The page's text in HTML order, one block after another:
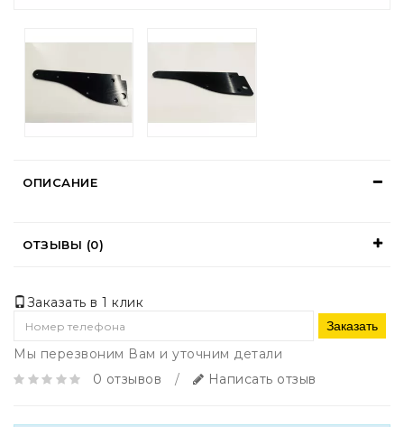
ОПИСАНИЕ
ОТЗЫВЫ (0)
Заказать в 1 клик
Заказать
Мы перезвоним Вам и уточним детали
0 отзывов
/ Написать отзыв